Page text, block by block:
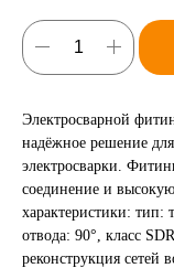
Электросварной
надёжное решение
электросварки.
соединение и
характеристики: тип:
отвода: 90°, класс
реконструкция сетей